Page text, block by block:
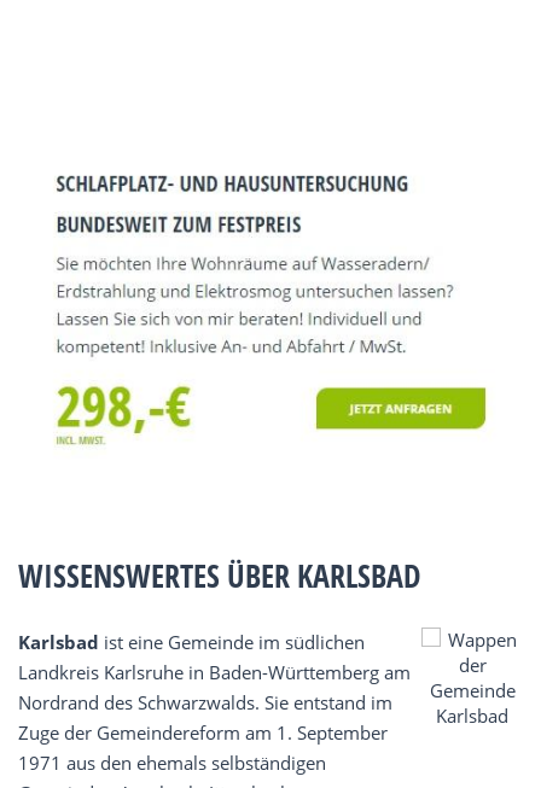
WISSENSWERTES ÜBER KARLSBAD
Karlsbad ist eine Gemeinde im südlichen
Landkreis Karlsruhe in Baden-Württemberg am
Nordrand des Schwarzwalds. Sie entstand im
Zuge der Gemeindereform am 1. September
1971 aus den ehemals selbständigen